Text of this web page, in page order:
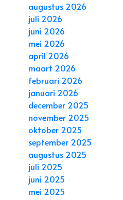
augustus 2026
juli 2026
juni 2026
mei 2026
april 2026
maart 2026
februari 2026
januari 2026
december 2025
november 2025
oktober 2025
september 2025
augustus 2025
juli 2025
juni 2025
mei 2025